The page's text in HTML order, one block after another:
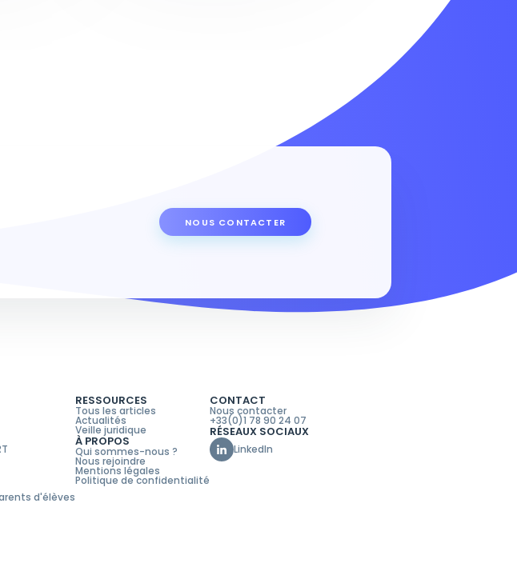
NOUS CONTACTER
d'élèves
RESSOURCES
Tous les articles
Actualités
Veille juridique
À PROPOS
Qui sommes-nous ?
Nous rejoindre
Mentions légales
Politique de confidentialité
CONTACT
Nous contacter
+33(0)1 78 90 24 07
RÉSEAUX SOCIAUX
LinkedIn